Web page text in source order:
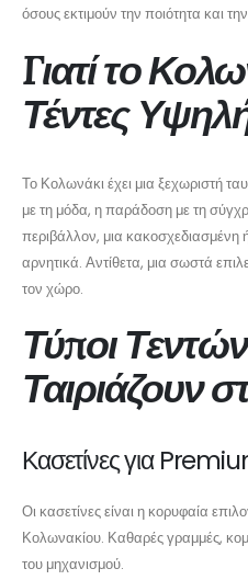
όσους εκτιμούν την ποιότητα και
Γιατί το
Τέντες
Το Κολωνάκι έχει μια ξεχωριστή
με τη μόδα, η παράδοση με τη
περιβάλλον, μια κακοσχεδιασμένη
αρνητικά. Αντίθετα, μια σωστά
τον χώρο.
Τύποι
Ταιριάζουν
Κασετίνες για
Οι κασετίνες είναι η κορυφαία
Κολωνακίου. Καθαρές γραμμές,
του μηχανισμού.